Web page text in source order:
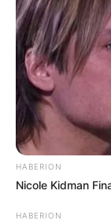
HABERION
Nicole Kidman
HABERION